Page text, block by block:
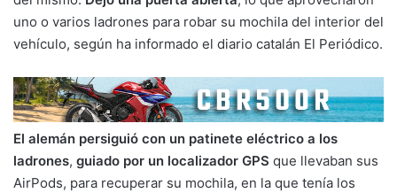
uno o varios ladrones para robar su mochila del interior del
vehículo, según ha informado el diario catalán El Periódico.
El alemán persiguió con un patinete eléctrico a los
ladrones, guiado por un localizador GPS que llevaban sus
AirPods, para recuperar su mochila, en la que tenía los